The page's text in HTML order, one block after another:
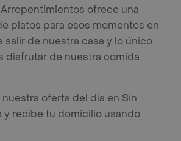
ofrece una
platos para esos momentos en
salir de nuestra casa y lo único
disfrutar de nuestra comida
oferta del día en Sin
y recibe tu domicilio usando